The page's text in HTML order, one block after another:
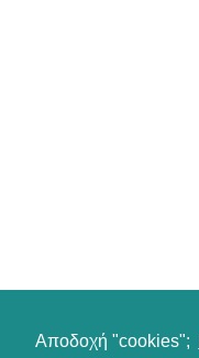
Αποδοχή "cookies";